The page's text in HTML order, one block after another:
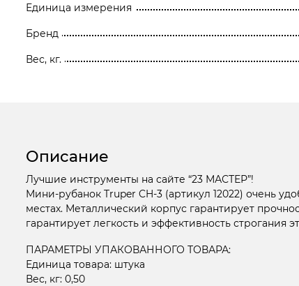
Единица измерения
Бренд
Вес, кг.
Описание
Лучшие инструменты на сайте “23 МАСТЕР”!
Мини-рубанок Truper CH-3 (артикул 12022) очень
местах. Металлический корпус гарантирует
гарантирует легкость и эффективность строгания
ПАРАМЕТРЫ УПАКОВАННОГО ТОВАРА:
Единица товара: штука
Вес, кг: 0,50